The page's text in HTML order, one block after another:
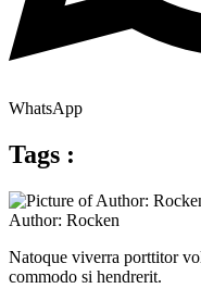
WhatsApp
Tags :
Author: Rocken
Natoque viverra porttitor
commodo si hendrerit.